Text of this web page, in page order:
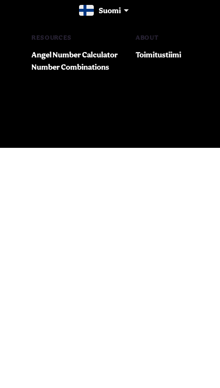
Suomi
RESOURCES
Angel Number Calculator
Number Combinations
ABOUT
Toimitustiimi